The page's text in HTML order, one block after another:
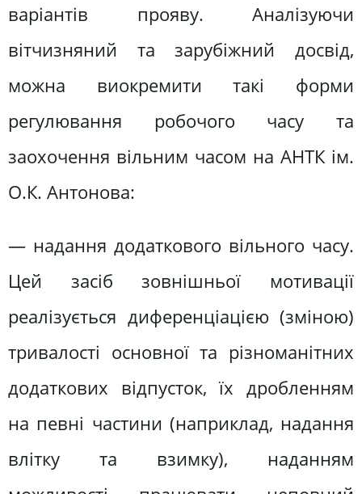
варіантів прояву. Аналізуючи
вітчизняний та зарубіжний досвід,
можна виокремити такі форми
регулювання робочого часу та
заохочення вільним часом на АНТК ім.
О.К. Антонова:
— надання додаткового вільного часу.
Цей засіб зовнішньої мотивації
реалізується диференціацією (зміною)
тривалості основної та різноманітних
додаткових відпусток, їх дробленням
на певні частини (наприклад, надання
влітку та взимку), наданням